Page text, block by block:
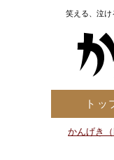
笑える、泣け
トッ
かんげき（